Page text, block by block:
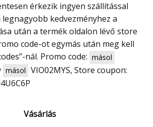
legnagyobb kedvezményhez a
után a termék oldalon lévő store
code-ot egymás után meg kell
nál. Promo code: másol
másol VIO02MYS, Store coupon:
Vásárlás